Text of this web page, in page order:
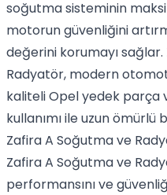
soğutma sisteminin
motorun güvenliğini
değerini korumayı
Radyatör, modern
kaliteli Opel yedek parça
kullanımı ile uzun
Zafira A Soğutma ve
Zafira A Soğutma ve
performansını ve